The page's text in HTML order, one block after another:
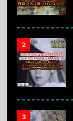
2
3